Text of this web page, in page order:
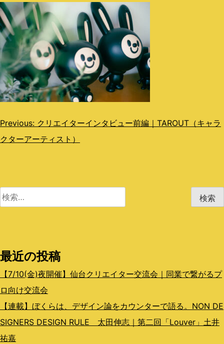
n
t
投
稿
ゲ
ョ
ン
Previous: クリエイターインタビュー前編｜TAROUT（キャラ
クターアーティスト）
検
最近の投稿
【7/10(金)夜開催】仙台クリエイター交流会｜同業で繋がるプ
ロ向け交流会
【連載】ぼくらは、デザイン論をカウンターで語る。NON DE
SIGNERS DESIGN RULE 太田伸志｜第二回「Louver」土井
祐嘉